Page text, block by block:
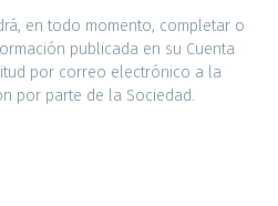
en todo momento, completar o
publicada en su Cuenta
por correo electrónico a la
por parte de la Sociedad.